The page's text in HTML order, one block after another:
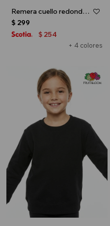
Remera cuello redondo ICONIC 150 - UNISEX - Fucsia
+ 4 colores
$ 299
$ 254